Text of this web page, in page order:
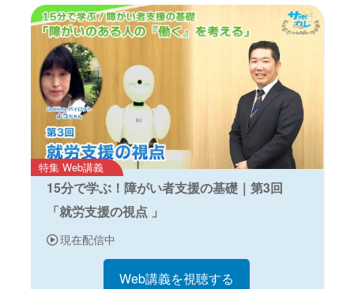
特集 Web講義
15分で学ぶ！障がい者支援の基礎｜第3回
「就労支援の視点 」
現在配信中
Web講義を視聴する